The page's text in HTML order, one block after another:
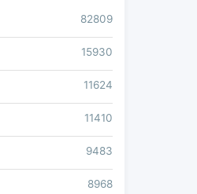
82809
15930
11624
11410
9483
8968